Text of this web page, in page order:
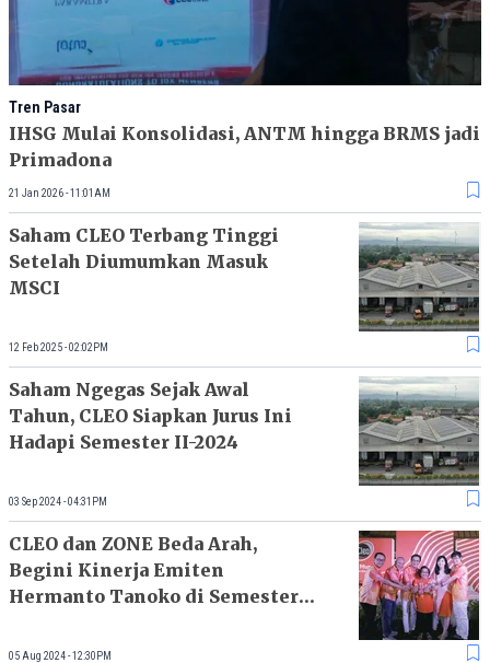
Tren Pasar
IHSG Mulai Konsolidasi, ANTM hingga BRMS jadi
Primadona
21 Jan 2026 - 11:01AM
Saham CLEO Terbang Tinggi
Setelah Diumumkan Masuk
MSCI
12 Feb 2025 - 02:02PM
Saham Ngegas Sejak Awal
Tahun, CLEO Siapkan Jurus Ini
Hadapi Semester II-2024
03 Sep 2024 - 04:31PM
CLEO dan ZONE Beda Arah,
Begini Kinerja Emiten
Hermanto Tanoko di Semester
05 Aug 2024 - 12:30PM